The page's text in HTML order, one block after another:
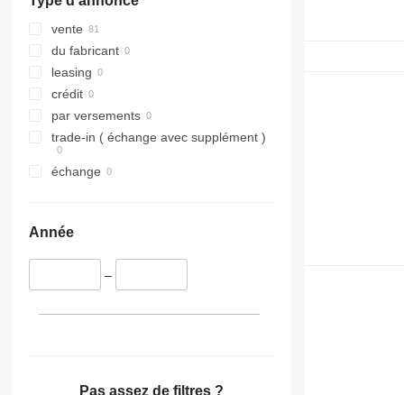
vente
du fabricant
leasing
crédit
par versements
trade-in ( échange avec supplément )
échange
Année
–
Pas assez de filtres ?